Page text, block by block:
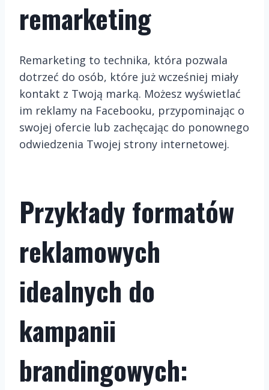
remarketing
Remarketing to technika, która pozwala
dotrzeć do osób, które już wcześniej miały
kontakt z Twoją marką. Możesz wyświetlać
im reklamy na Facebooku, przypominając o
swojej ofercie lub zachęcając do ponownego
odwiedzenia Twojej strony internetowej.
Przykłady formatów
reklamowych
idealnych do
kampanii
brandingowych: